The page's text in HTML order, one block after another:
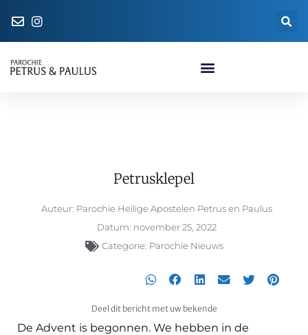
Petrusklepel
Auteur: Parochie Heilige Apostelen Petrus en Paulus
Datum: november 25, 2022
Categorie: Parochie Nieuws
Deel dit bericht met uw bekende
De Advent is begonnen. We hebben in de